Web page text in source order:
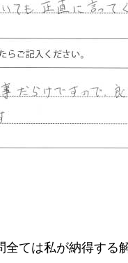
ては私が納得する